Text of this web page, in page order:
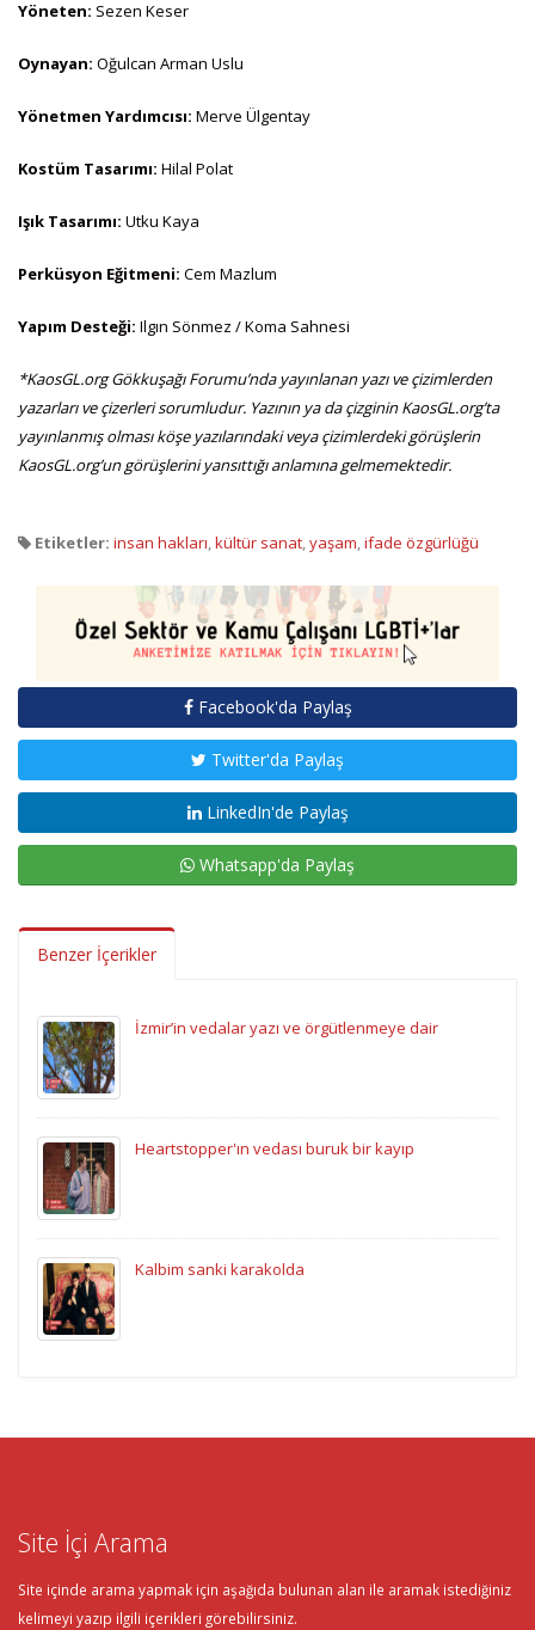
Yöneten: Sezen Keser
Oynayan: Oğulcan Arman Uslu
Yönetmen Yardımcısı: Merve Ülgentay
Kostüm Tasarımı: Hilal Polat
Işık Tasarımı: Utku Kaya
Perküsyon Eğitmeni: Cem Mazlum
Yapım Desteği: Ilgın Sönmez / Koma Sahnesi
*KaosGL.org Gökkuşağı Forumu’nda yayınlanan yazı ve çizimlerden
yazarları ve çizerleri sorumludur. Yazının ya da çizginin KaosGL.org’ta
yayınlanmış olması köşe yazılarındaki veya çizimlerdeki görüşlerin
KaosGL.org’un görüşlerini yansıttığı anlamına gelmemektedir.
Etiketler: insan hakları,kültür sanat,yaşam,ifade özgürlüğü
Facebook'da Paylaş
Twitter'da Paylaş
LinkedIn'de Paylaş
Whatsapp'da Paylaş
Benzer İçerikler
İzmir’in vedalar yazı ve örgütlenmeye dair
Heartstopper'ın vedası buruk bir kayıp
Kalbim sanki karakolda
Site İçi Arama
Site içinde arama yapmak için aşağıda bulunan alan ile aramak istediğiniz
kelimeyi yazıp ilgili içerikleri görebilirsiniz.